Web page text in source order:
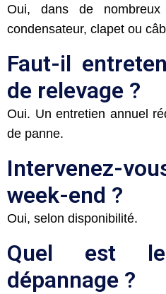
Oui, dans de
condensateur, clapet ou
Faut-il
de relevage ?
Oui. Un entretien annuel
de panne.
Intervenez-
week-end ?
Oui, selon disponibilité.
Quel est
dépannage ?